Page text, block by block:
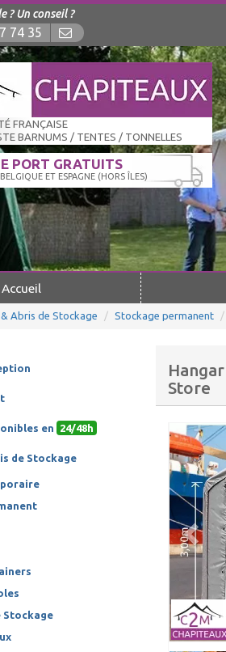
? Un conseil ?
74 35
FRANÇAISE
BARNUMS / TENTES / TONNELLES
PORT GRATUITS
ET ESPAGNE (HORS ÎLES)
Accueil
Abris de Stockage Stockage permanent
en 24/48h
de Stockage
Stockage
Store